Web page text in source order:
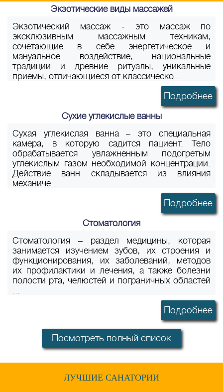
Экзотические виды массажей
Экзотический массаж - это массаж по
эксклюзивным массажным техникам,
сочетающие в себе энергетическое и
мануальное воздействие, национальные
традиции и древние ритуалы, уникальные
приемы, отличающиеся от классическо...
Подробнее
Сухие углекислые ванны
Сухая углекислая ванна – это специальная
камера, в которую садится пациент. Тело
обрабатывается увлажненным подогретым
углекислым газом необходимой концентрации.
Действие ванн складывается из влияния
механиче...
Подробнее
Стоматология
Стоматология – раздел медицины, которая
занимается изучением зубов, их строения и
функционирования, их заболеваний, методов
их профилактики и лечения, а также болезни
полости рта, челюстей и пограничных областей
Подробнее
Посмотреть полный список
ЛУЧШИЕ САНАТОРИИ